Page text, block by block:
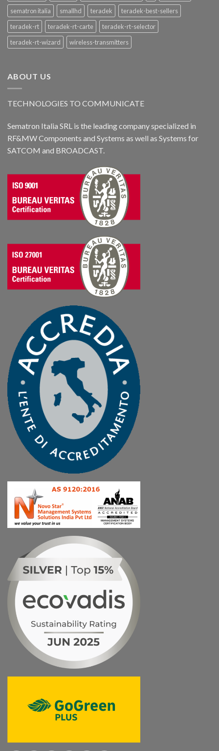
sematron italia
smallhd teradek
teradek-best-sellers
teradek-rt
teradek-rt-carte
teradek-rt-selector
teradek-rt-wizard
wireless-transmitters
ABOUT US
TECHNOLOGIES TO COMMUNICATE
Sematron Italia SRL is the leading company specialized in
RF&MW Components and Systems as well as Systems for
SATCOM and BROADCAST.